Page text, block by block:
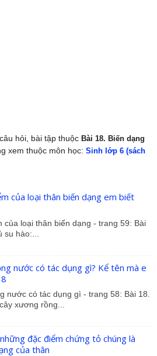
hỏi, bài tập thuộc Bài 18. Biến dạng
xem thuộc môn học: Sinh lớp 6 (sách
của loại thân biến dạng em biết
của loại thân biến dạng - trang 59: Bài
hào:...
nước có tác dụng gì? Kể tên mà e
nước có tác dụng gì - trang 58: Bài 18.
xương rồng...
đặc điểm chứng tỏ chúng là
của thân